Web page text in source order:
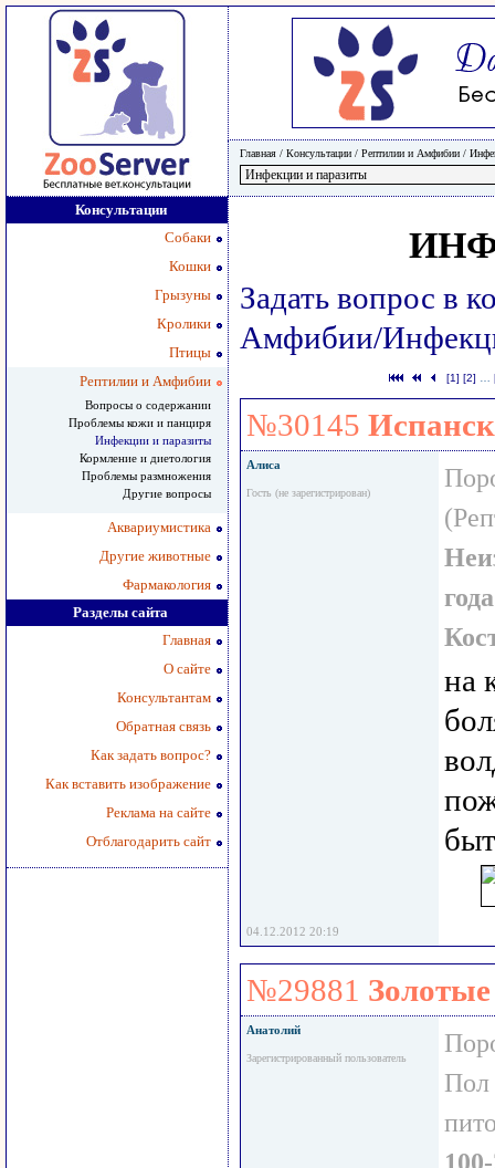
Главная / Консультации / Рептилии и Амфибии /
Консультации
Собаки
Кошки
Грызуны
Кролики
Птицы
Рептилии и Амфибии
Вопросы о содержании
Проблемы кожи и панциря
Инфекции и паразиты
Кормление и диетология
Проблемы размножения
Другие вопросы
Аквариумистика
Другие животные
Фармакология
Разделы сайта
Главная
О сайте
Консультантам
Обратная связь
Как задать вопрос?
Как вставить изображение
Реклама на сайте
Отблагодарить сайт
Задать вопрос в
Амфибии/
[1] [2] …
№30145
Алиса
Гость (не зарегистрирован)
года
на
04.12.2012 20:19
№29881
Анатолий
Зарегистрированный пользователь